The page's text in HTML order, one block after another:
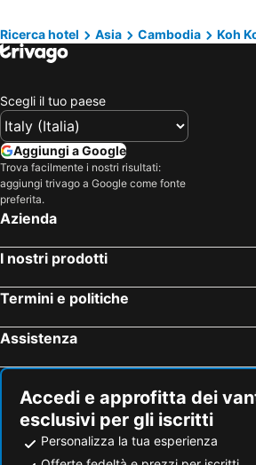
Ricerca hotel Asia Cambodia Koh
Scegli il tuo paese
Aggiungi a Google
Trova facilmente i nostri risultati:
aggiungi trivago a Google come fonte
preferita.
Azienda
I nostri prodotti
Termini e politiche
Assistenza
Accedi e approfitta dei
esclusivi per gli iscritti
Personalizza la tua esperienza